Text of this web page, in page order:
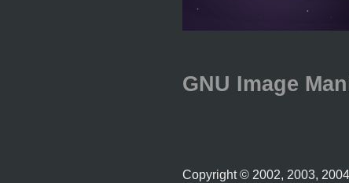
GNU Image
Copyright © 2002, 2003,